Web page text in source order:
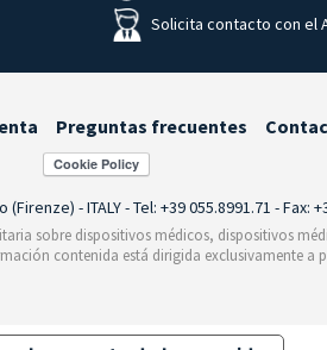
Solicita contacto con el
Preguntas frecuentes
- ITALY - Tel: +39 055.8991.71 - Fax:
sobre dispositivos médicos, dispositivos
contenida está dirigida exclusivamente a